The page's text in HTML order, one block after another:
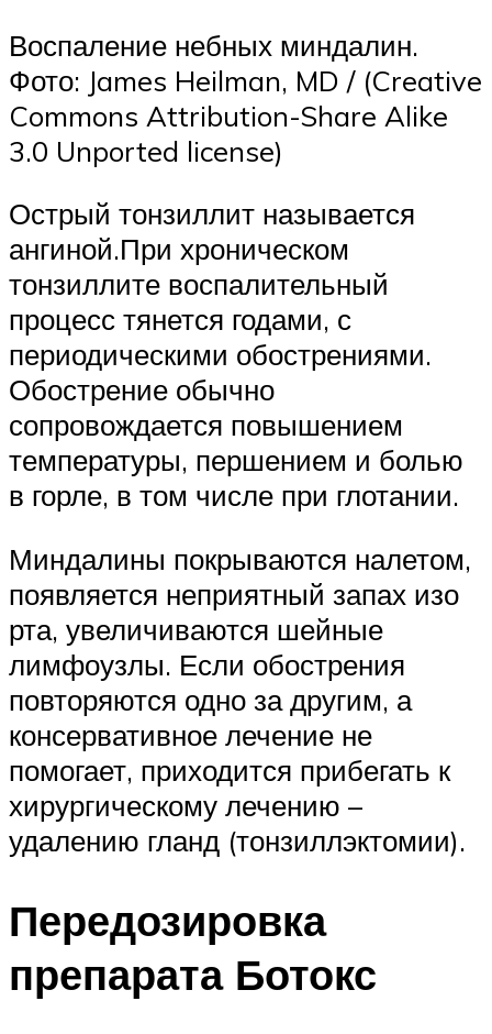
Воспаление небных миндалин.
Фото: James Heilman, MD / (Creative
Commons Attribution-Share Alike
3.0 Unported license)
Острый тонзиллит называется
ангиной.При хроническом
тонзиллите воспалительный
процесс тянется годами, с
периодическими обострениями.
Обострение обычно
сопровождается повышением
температуры, першением и болью
в горле, в том числе при глотании.
Миндалины покрываются налетом,
появляется неприятный запах изо
рта, увеличиваются шейные
лимфоузлы. Если обострения
повторяются одно за другим, а
консервативное лечение не
помогает, приходится прибегать к
хирургическому лечению –
удалению гланд (тонзиллэктомии).
Передозировка
препарата Ботокс